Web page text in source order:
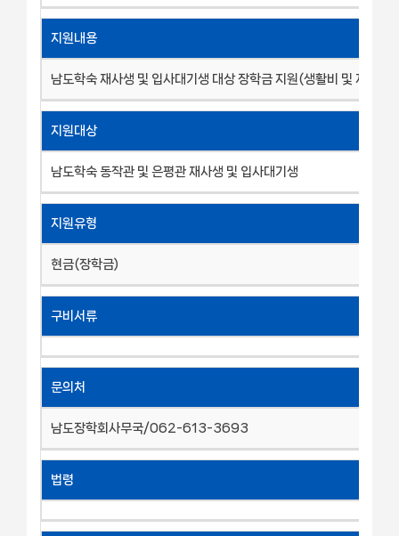
지원내용
남도학숙 재사생 및 입사대기생 대상 장학금 지원(생활비 및 자기계
지원대상
남도학숙 동작관 및 은평관 재사생 및 입사대기생
지원유형
현금(장학금)
구비서류
문의처
남도장학회사무국/062-613-3693
법령